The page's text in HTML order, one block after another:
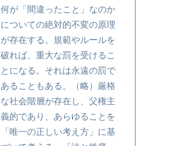
何が「間違ったこと」なのか
についての絶対的不変の原理
が存在する。規範やルールを
破れば、重大な罰を受けるこ
とになる。それは永遠の罰で
あることもある。（略）厳格
な社会階層が存在し、父権主
義的であり、あらゆることを
「唯一の正しい考え方」に基